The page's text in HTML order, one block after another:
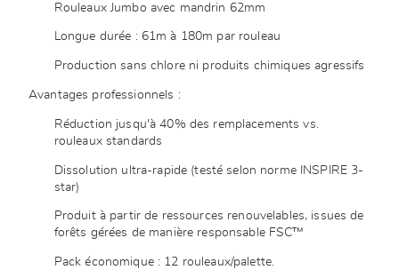
Rouleaux Jumbo avec mandrin 62mm
Longue durée : 61m à 180m par rouleau
Production sans chlore ni produits chimiques agressifs
Avantages professionnels :
Réduction jusqu'à 40% des remplacements vs.
rouleaux standards
Dissolution ultra-rapide (testé selon norme INSPIRE 3-
star)
Produit à partir de ressources renouvelables, issues de
forêts gérées de manière responsable FSC™
Pack économique : 12 rouleaux/palette.